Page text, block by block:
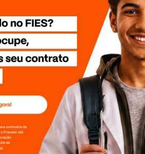
pode personalizar seus estudos
específicos com maior qualidade.
para Enem e demais
nos principais processos seletivos
ITA-IME, entre outras, são
tornar mais fácil o processo de
por estudantes de grandes